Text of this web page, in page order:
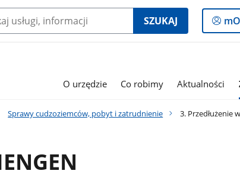
SZUKAJ
do
O urzędzie Co robimy Aktualności
Sprawy cudzoziemców, pobyt i zatrudnienie 3. Przedłużenie